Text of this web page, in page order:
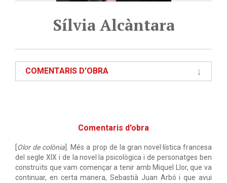
Sílvia Alcàntara
COMENTARIS D'OBRA
Comentaris d'obra
Olor de colònia ]. Més a prop de la gran novel·lística francesa
del segle XIX i de la novel·la psicològica i de personatges ben
construïts que vam començar a tenir amb Miquel Llor, que va
continuar, en certa manera, Sebastià Juan Arbó i que avui